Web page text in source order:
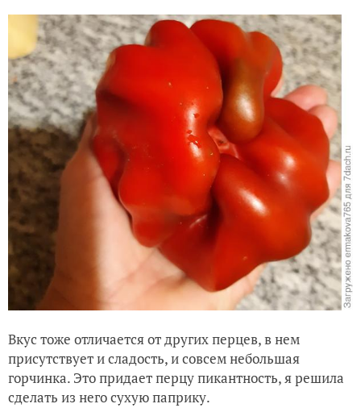
Вкус тоже отличается от других перцев, в нем
присутствует и сладость, и совсем небольшая
горчинка. Это придает перцу пикантность, я решила
сделать из него сухую паприку.